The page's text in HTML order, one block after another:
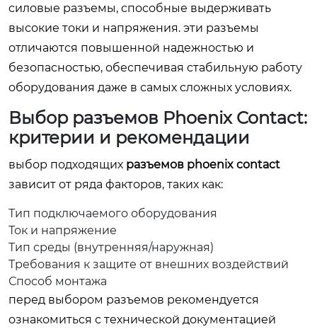
силовые разъемы, способные выдерживать
высокие токи и напряжения. эти разъемы
отличаются повышенной надежностью и
безопасностью, обеспечивая стабильную работу
оборудования даже в самых сложных условиях.
Выбор разъемов Phoenix Contact:
критерии и рекомендации
выбор подходящих разъемов phoenix contact
зависит от ряда факторов, таких как:
Тип подключаемого оборудования
Ток и напряжение
Тип среды (внутренняя/наружная)
Требования к защите от внешних воздействий
Способ монтажа
перед выбором разъемов рекомендуется
ознакомиться с технической документацией